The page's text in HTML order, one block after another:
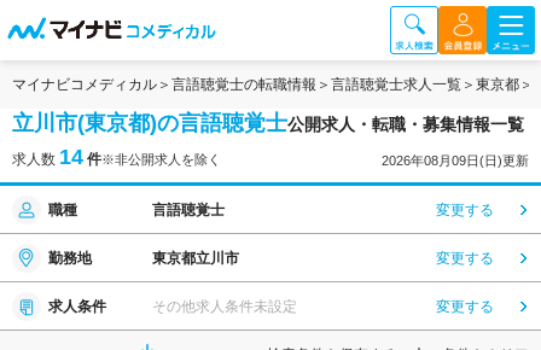
マイナビコメディカル 言語聴覚士の転職情報 言語聴覚士求人一覧 東京都
立川市(東京都)の言語聴覚士公開求人・転職・募集情報一覧
求人数 14 件※非公開求人を除く 2026年08月09日(日)更新
職種 言語聴覚士 変更する
勤務地 東京都立川市 変更する
求人条件 その他求人条件未設定 変更する